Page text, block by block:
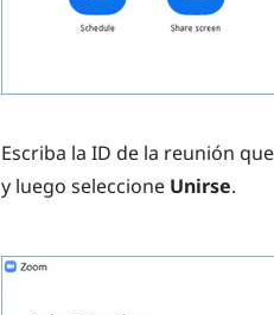
Escriba la ID de la reunión
y luego seleccione Unirse.